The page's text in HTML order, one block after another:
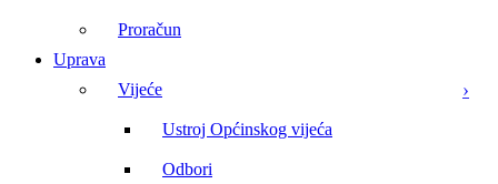
Proračun
Uprava
Vijeće
Ustroj Općinskog vijeća
Odbori